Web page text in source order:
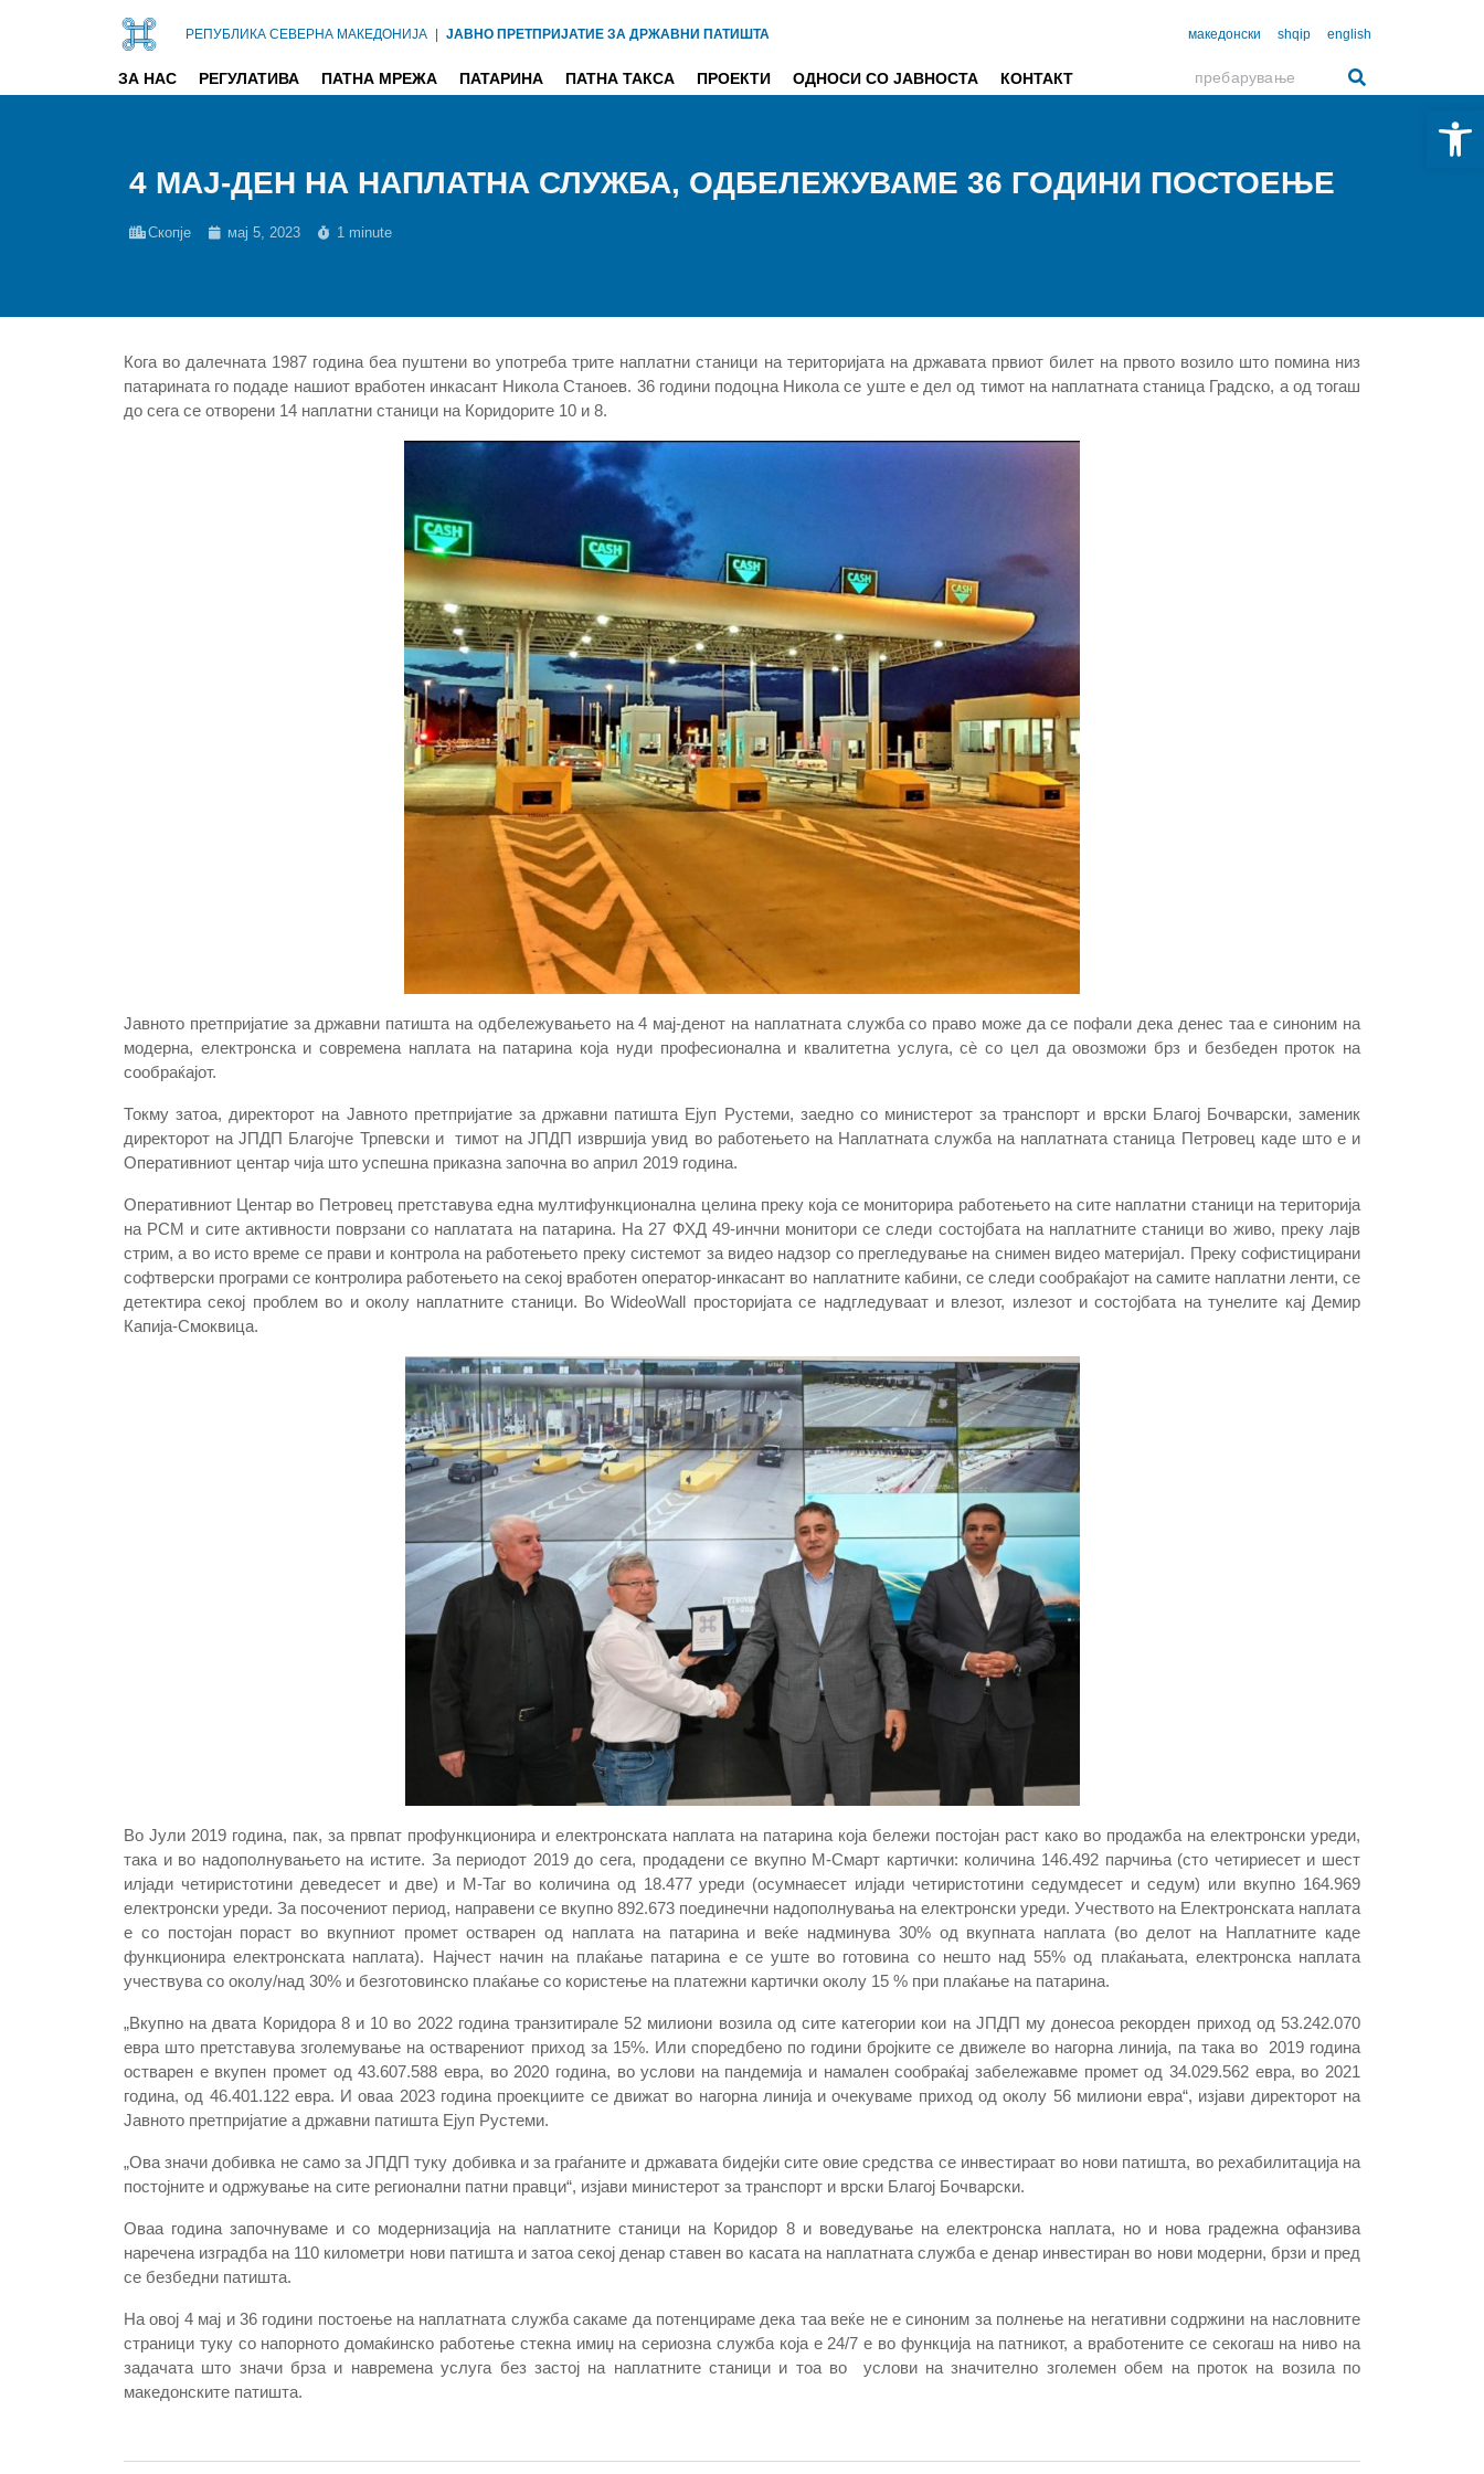
РЕПУБЛИКА СЕВЕРНА МАКЕДОНИЈА | ЈАВНО ПРЕТПРИЈАТИЕ ЗА ДРЖАВНИ ПАТИШТА македонски shqip english
ЗА НАС РЕГУЛАТИВА ПАТНА МРЕЖА ПАТАРИНА ПАТНА ТАКСА ПРОЕКТИ ОДНОСИ СО ЈАВНОСТА КОНТАКТ
4 МАЈ-ДЕН НА НАПЛАТНА СЛУЖБА, ОДБЕЛЕЖУВАМЕ 36 ГОДИНИ ПОСТОЕЊЕ
Скопје мај 5, 2023 1 minute
Кога во далечната 1987 година беа пуштени во употреба трите наплатни станици на територијата на државата првиот билет на првото возило што помина низ
патарината го подаде нашиот вработен инкасант Никола Станоев. 36 години подоцна Никола се уште е дел од тимот на наплатната станица Градско, а од тогаш
до сега се отворени 14 наплатни станици на Коридорите 10 и 8.
Јавното претпријатие за државни патишта на одбележувањето на 4 мај-денот на наплатната служба со право може да се пофали дека денес таа е синоним на
модерна, електронска и современа наплата на патарина која нуди професионална и квалитетна услуга, сѐ со цел да овозможи брз и безбеден проток на
сообраќајот.
Токму затоа, директорот на Јавното претпријатие за државни патишта Ејуп Рустеми, заедно со министерот за транспорт и врски Благој Бочварски, заменик
директорот на ЈПДП Благојче Трпевски и тимот на ЈПДП извршија увид во работењето на Наплатната служба на наплатната станица Петровец каде што е и
Оперативниот центар чија што успешна приказна започна во април 2019 година.
Оперативниот Центар во Петровец претставува една мултифункционална целина преку која се мониторира работењето на сите наплатни станици на територија
на РСМ и сите активности поврзани со наплатата на патарина. На 27 ФХД 49-инчни монитори се следи состојбата на наплатните станици во живо, преку лајв
стрим, а во исто време се прави и контрола на работењето преку системот за видео надзор со прегледување на снимен видео материјал. Преку софистицирани
софтверски програми се контролира работењето на секој вработен оператор-инкасант во наплатните кабини, се следи сообраќајот на самите наплатни ленти, се
детектира секој проблем во и околу наплатните станици. Во WideoWall просторијата се надгледуваат и влезот, излезот и состојбата на тунелите кај Демир
Капија-Смоквица.
Во Јули 2019 година, пак, за првпат профункционира и електронската наплата на патарина која бележи постојан раст како во продажба на електронски уреди,
така и во надополнувањето на истите. За периодот 2019 до сега, продадени се вкупно М-Смарт картички: количина 146.492 парчиња (сто четириесет и шест
илјади четиристотини деведесет и две) и М-Таг во количина од 18.477 уреди (осумнаесет илјади четиристотини седумдесет и седум) или вкупно 164.969
електронски уреди. За посочениот период, направени се вкупно 892.673 поединечни надополнувања на електронски уреди. Учеството на Електронската наплата
е со постојан пораст во вкупниот промет остварен од наплата на патарина и веќе надминува 30% од вкупната наплата (во делот на Наплатните каде
функционира електронската наплата). Најчест начин на плаќање патарина е се уште во готовина со нешто над 55% од плаќањата, електронска наплата
учествува со околу/над 30% и безготовинско плаќање со користење на платежни картички околу 15 % при плаќање на патарина.
„Вкупно на двата Коридора 8 и 10 во 2022 година транзитирале 52 милиони возила од сите категории кои на ЈПДП му донесоа рекорден приход од 53.242.070
евра што претставува зголемување на остварениот приход за 15%. Или споредбено по години бројките се движеле во нагорна линија, па така во 2019 година
остварен е вкупен промет од 43.607.588 евра, во 2020 година, во услови на пандемија и намален сообраќај забележавме промет од 34.029.562 евра, во 2021
година, од 46.401.122 евра. И оваа 2023 година проекциите се движат во нагорна линија и очекуваме приход од околу 56 милиони евра“, изјави директорот на
Јавното претпријатие а државни патишта Ејуп Рустеми.
„Ова значи добивка не само за ЈПДП туку добивка и за граѓаните и државата бидејќи сите овие средства се инвестираат во нови патишта, во рехабилитација на
постојните и одржување на сите регионални патни правци“, изјави министерот за транспорт и врски Благој Бочварски.
Оваа година започнуваме и со модернизација на наплатните станици на Коридор 8 и воведување на електронска наплата, но и нова градежна офанзива
наречена изградба на 110 километри нови патишта и затоа секој денар ставен во касата на наплатната служба е денар инвестиран во нови модерни, брзи и пред
се безбедни патишта.
На овој 4 мај и 36 години постоење на наплатната служба сакаме да потенцираме дека таа веќе не е синоним за полнење на негативни содржини на насловните
страници туку со напорното домаќинско работење стекна имиџ на сериозна служба која е 24/7 е во функција на патникот, а вработените се секогаш на ниво на
задачата што значи брза и навремена услуга без застој на наплатните станици и тоа во услови на значително зголемен обем на проток на возила по
македонските патишта.